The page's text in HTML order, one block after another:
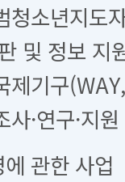
청소년지도
및 정보 지
제기구
·연구·지원
관한 사업